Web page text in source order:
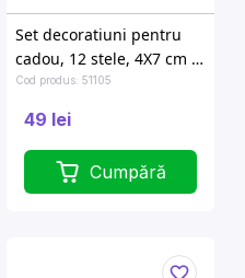
Set decoratiuni pentru
cadou, 12 stele, 4X7 сm +
8X5 cm
Cod produs: 51105
49 lei
Cumpără